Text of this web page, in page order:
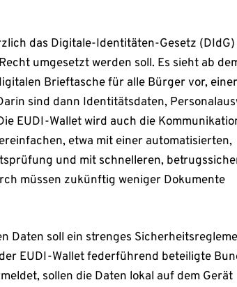
das Digitale-Identitäten-Gesetz
umgesetzt werden soll. Es sieht ab
Brieftasche für alle Bürger vor, einer
sind dann Identitätsdaten,
EUDI-Wallet wird auch die
etwa mit einer automatisierten,
und mit schnelleren,
müssen zukünftig weniger Dokumente
Daten soll ein strenges
EUDI-Wallet federführend beteiligte
sollen die Daten lokal auf dem Gerät